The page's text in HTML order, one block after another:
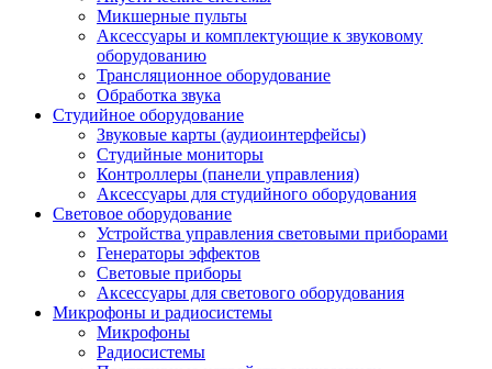
Микшерные пульты
Аксессуары и комплектующие к звуковому
оборудованию
Трансляционное оборудование
Обработка звука
Студийное оборудование
Звуковые карты (аудиоинтерфейсы)
Студийные мониторы
Контроллеры (панели управления)
Аксессуары для студийного оборудования
Световое оборудование
Устройства управления световыми приборами
Генераторы эффектов
Световые приборы
Аксессуары для светового оборудования
Микрофоны и радиосистемы
Микрофоны
Радиосистемы